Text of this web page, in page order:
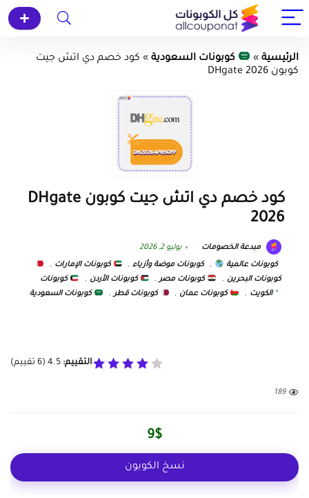
الرئيسية » كوبونات السعودية » كود خصم دي اتش جيت
كوبون DHgate 2026
كود خصم دي اتش جيت كوبون DHgate
2026
مبدعة الخصومات يوليو 2, 2026
كوبونات عالمية , كوبونات موضة وأزياء , كوبونات الإمارات ,
كوبونات البحرين , كوبونات مصر , كوبونات الأردن ,
كوبونات
الكويت , كوبونات عمان , كوبونات قطر , كوبونات السعودية
التقييم: 4.5
(
6 تقييم)
189
9$
نسخ الكوبون